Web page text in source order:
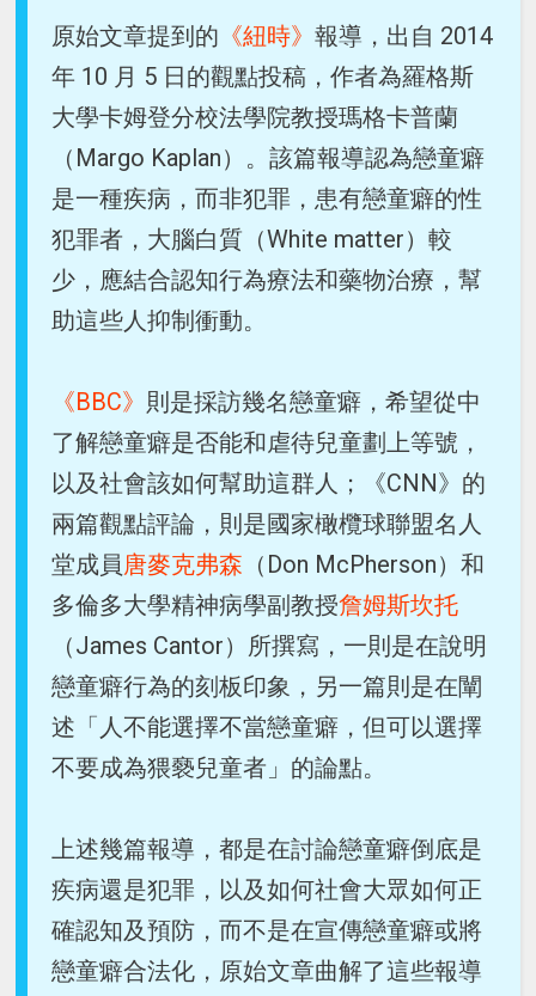
原始文章提到的 《紐時》報導，出自 2014
年 10 月 5 日的觀點投稿，作者為羅格斯
大學卡姆登分校法學院教授瑪格卡普蘭
（Margo Kaplan）。該篇報導認為戀童癖
是一種疾病，而非犯罪，患有戀童癖的性
犯罪者，大腦白質（White matter）較
少，應結合認知行為療法和藥物治療，幫
助這些人抑制衝動。
《BBC》 則是採訪幾名戀童癖，希望從中
了解戀童癖是否能和虐待兒童劃上等號，
以及社會該如何幫助這群人；《CNN》的
兩篇觀點評論，則是國家橄欖球聯盟名人
堂成員 唐麥克弗森 （Don McPherson）和
多倫多大學精神病學副教授詹姆斯坎托
（James Cantor）所撰寫，一則是在說明
戀童癖行為的刻板印象，另一篇則是在闡
述「人不能選擇不當戀童癖，但可以選擇
不要成為猥褻兒童者」的論點。
上述幾篇報導，都是在討論戀童癖倒底是
疾病還是犯罪，以及如何社會大眾如何正
確認知及預防，而不是在宣傳戀童癖或將
戀童癖合法化，原始文章曲解了這些報導